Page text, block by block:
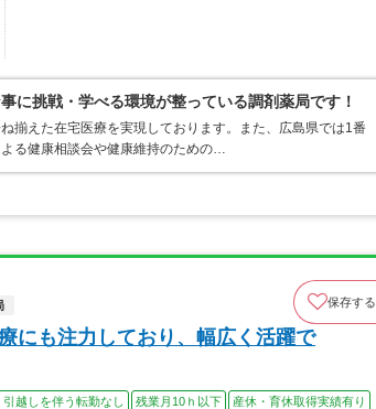
に挑戦・学べる環境が整っている調剤薬局です！
揃えた在宅医療を実現しております。また、広島県では1番
る健康相談会や健康維持のための…
保存する
にも注力しており、幅広く活躍で
引越しを伴う転勤なし 残業月10ｈ以下
産休・育休取得実績有り